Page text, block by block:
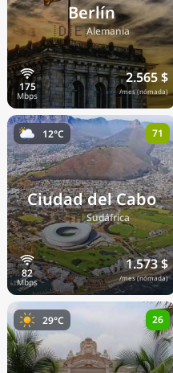
Berlín
🇩🇪Alemania
2.565 $
/mes (nómada)
Ciudad del Cabo
🇿🇦Sudáfrica
1.573 $
/mes (nómada)
12°C 71
29°C 26